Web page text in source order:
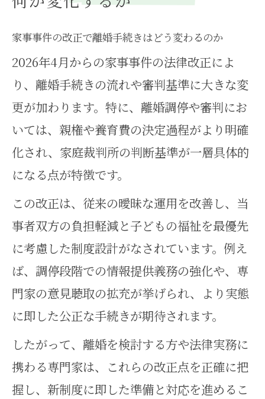
家事事件の改正で離婚手続きはどう変わるのか
2026年4月からの家事事件の法律改正によ
り、離婚手続きの流れや審判基準に大きな変
更が加わります。特に、離婚調停や審判にお
いては、親権や養育費の決定過程がより明確
化され、家庭裁判所の判断基準が一層具体的
になる点が特徴です。
この改正は、従来の曖昧な運用を改善し、当
事者双方の負担軽減と子どもの福祉を最優先
に考慮した制度設計がなされています。例え
ば、調停段階での情報提供義務の強化や、専
門家の意見聴取の拡充が挙げられ、より実態
に即した公正な手続きが期待されます。
したがって、離婚を検討する方や法律実務に
携わる専門家は、これらの改正点を正確に把
握し、新制度に即した準備と対応を進めるこ